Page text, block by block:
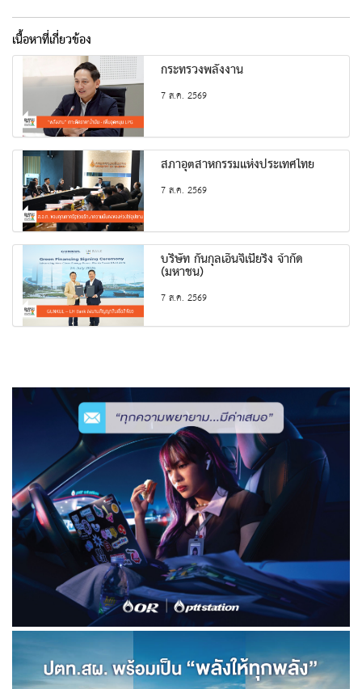
เนื้อหาที่เกี่ยวข้อง
กระทรวงพลังงาน
7 ส.ค. 2569
สภาอุตสาหกรรมแห่งประเทศไทย
7 ส.ค. 2569
บริษัท กันกุลเอ็นจิเนียริ่ง จำกัด
(มหาชน)
7 ส.ค. 2569